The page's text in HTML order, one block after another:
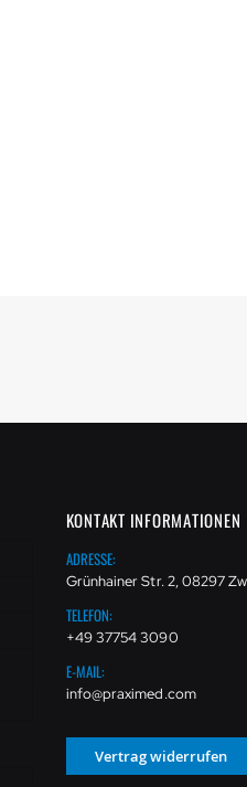
KONTAKT INFORMATIONEN
ADRESSE:
Grünhainer Str. 2, 08297
TELEFON:
+49 37754 3090
E-MAIL:
info@praximed.com
Vertrag widerrufen